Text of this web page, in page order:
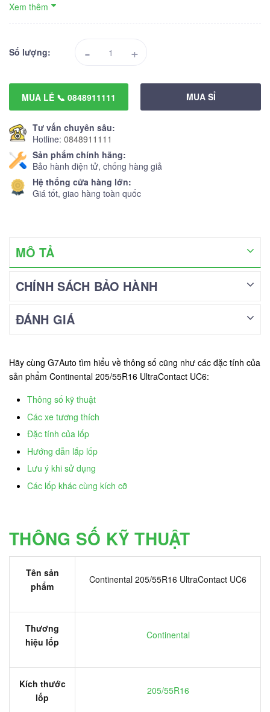
Xem thêm
Số lượng: - +
MUA LẺ 📞 0848911111 MUA SỈ
Tư vấn chuyên sâu:
Hotline: 0848911111
Sản phẩm chính hãng:
Bảo hành điện tử, chống hàng giả
Hệ thống cửa hàng lớn:
Giá tốt, giao hàng toàn quốc
MÔ TẢ
CHÍNH SÁCH BẢO HÀNH
ĐÁNH GIÁ
Hãy cùng G7Auto tìm hiểu về thông số cũng như các đặc tính của
sản phẩm Continental 205/55R16 UltraContact UC6:
Thông số kỹ thuật
Các xe tương thích
Đặc tính của lốp
Hướng dẫn lắp lốp
Lưu ý khi sử dụng
Các lốp khác cùng kích cỡ
THÔNG SỐ KỸ THUẬT
Tên sản
phẩm
Continental 205/55R16 UltraContact UC6
Thương
hiệu lốp
Continental
Kích thước
lốp
205/55R16